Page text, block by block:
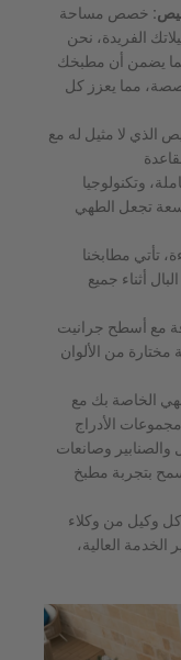
خصص مساحة
الفريدة، نحن
يضمن أن مطبخك
مما يعزز كل
الذي لا مثيل له مع
وتكنولوجيا
تجعل الطهي
تأتي مطابخنا
أثناء جميع
مع أسطح جرانيت
من الألوان
الخاصة بك مع
مجموعات الأدراج
والصنابير وصانعات
بتجربة مطبخ
كل وكيل من وكلاء
الخدمة العالية،